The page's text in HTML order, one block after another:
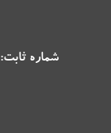
شماره ثابت: 02155105037 – 02122356331